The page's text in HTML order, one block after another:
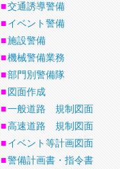
■交通誘導警備
■イベント警備
■施設警備
■機械警備業務
■部門別警備隊
■図面作成
■一般道路 規制図面
■高速道路 規制図面
■イベント等計画図面
■警備計画書・指令書